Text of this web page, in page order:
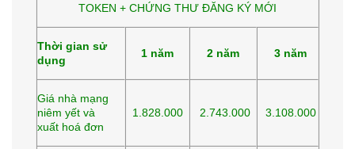
TOKEN + CHỨNG THƯ ĐĂNG KÝ MỚI
Thời gian sử
dụng
1 năm 2 năm 3 năm
Giá nhà mạng
niêm yết và
xuất hoá đơn
1.828.000 2.743.000 3.108.000